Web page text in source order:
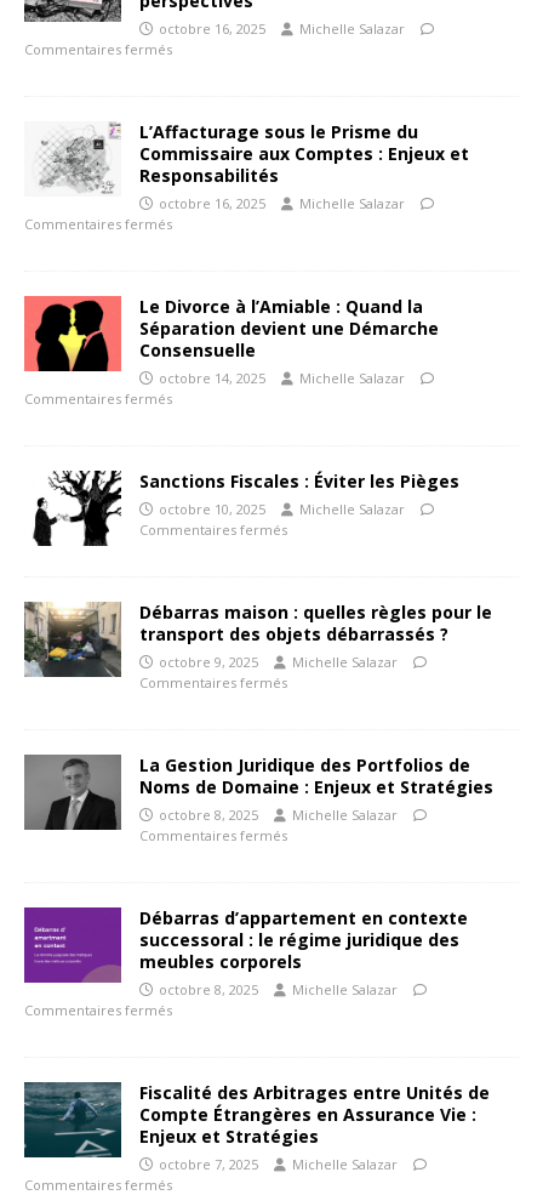
octobre 16, 2025
Michelle Salazar
Commentaires fermés
L’Affacturage sous le Prisme du
Commissaire aux Comptes : Enjeux et
Responsabilités
octobre 16, 2025
Michelle Salazar
Commentaires fermés
Le Divorce à l’Amiable : Quand la
Séparation devient une Démarche
Consensuelle
octobre 14, 2025
Michelle Salazar
Commentaires fermés
Sanctions Fiscales : Éviter les Pièges
octobre 10, 2025
Michelle Salazar
Commentaires fermés
Débarras maison : quelles règles pour le
transport des objets débarrassés ?
octobre 9, 2025
Michelle Salazar
Commentaires fermés
La Gestion Juridique des Portfolios de
Noms de Domaine : Enjeux et Stratégies
octobre 8, 2025
Michelle Salazar
Commentaires fermés
Débarras d’appartement en contexte
successoral : le régime juridique des
meubles corporels
octobre 8, 2025
Michelle Salazar
Commentaires fermés
Fiscalité des Arbitrages entre Unités de
Compte Étrangères en Assurance Vie :
Enjeux et Stratégies
octobre 7, 2025
Michelle Salazar
Commentaires fermés